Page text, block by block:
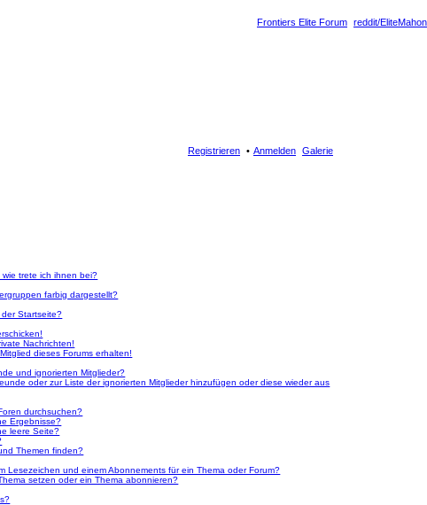
reddit/EliteMahon
Frontiers Elite Forum
Galerie
Anmelden
Registrieren
trete ich ihnen bei?
farbig dargestellt?
der Startseite?
Nachrichten!
dieses Forums erhalten!
und ignorierten Mitglieder?
oder zur Liste der ignorierten Mitglieder hinzufügen oder diese wieder aus
durchsuchen?
Ergebnisse?
leere Seite?
Themen finden?
Lesezeichen und einem Abonnements für ein Thema oder Forum?
setzen oder ein Thema abonnieren?